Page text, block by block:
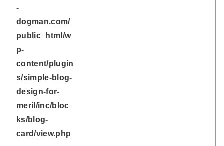
-
dogman.com/
public_html/w
p-
content/plugin
s/simple-blog-
design-for-
meril/inc/bloc
ks/blog-
card/view.php